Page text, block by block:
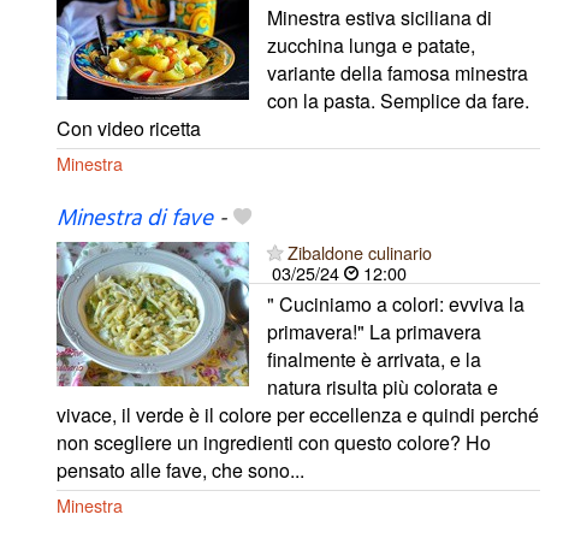
Minestra estiva siciliana di
zucchina lunga e patate,
variante della famosa minestra
con la pasta. Semplice da fare.
Con video ricetta
Minestra
Minestra di fave-
Zibaldone culinario
03/25/24
12:00
" Cuciniamo a colori: evviva la
primavera!" La primavera
finalmente è arrivata, e la
natura risulta più colorata e
vivace, il verde è il colore per eccellenza e quindi perché
non scegliere un ingredienti con questo colore? Ho
pensato alle fave, che sono...
Minestra